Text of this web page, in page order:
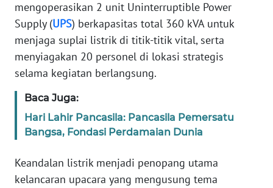
mengoperasikan 2 unit Uninterruptible Power
Supply (UPS) berkapasitas total 360 kVA untuk
menjaga suplai listrik di titik-titik vital, serta
menyiagakan 20 personel di lokasi strategis
selama kegiatan berlangsung.
Baca Juga:
Hari Lahir Pancasila: Pancasila Pemersatu
Bangsa, Fondasi Perdamaian Dunia
Keandalan listrik menjadi penopang utama
kelancaran upacara yang mengusung tema
MEDIA
SIBER
REDAKSI
DISCLAIMER
News
Regional